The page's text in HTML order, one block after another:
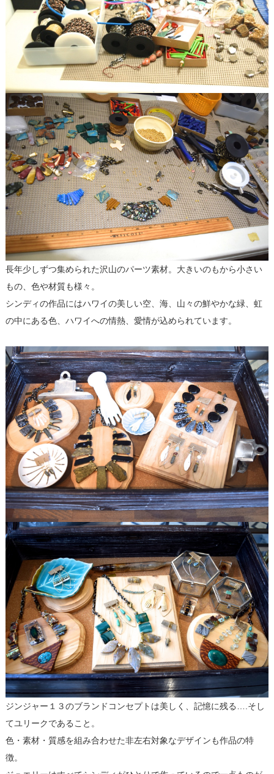
長年少しずつ集められた沢山のパーツ素材。大きいのもから小さい
もの、色や材質も様々。
シンディの作品にはハワイの美しい空、海、山々の鮮やかな緑、虹
の中にある色、ハワイへの情熱、愛情が込められています。
ジンジャー１３のブランドコンセプトは美しく、記憶に残る….そし
てユリークであること。
色・素材・質感を組み合わせた非左右対象なデザインも作品の特
徴。